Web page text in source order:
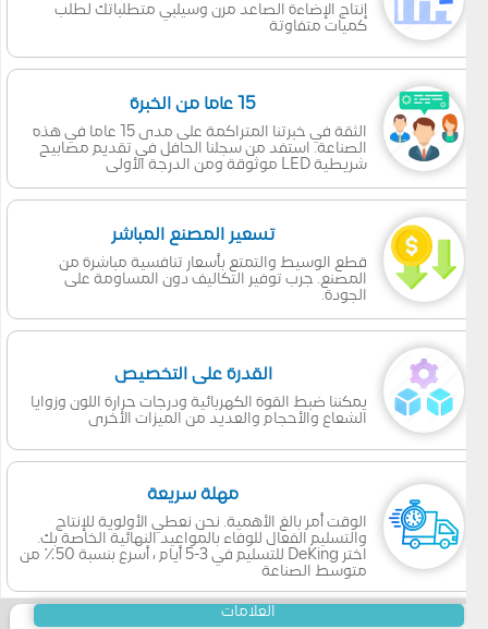
إنتاج الإضاءة الصاعد مرن وسيلبي متطلباتك لطلب
كميات متفاوتة
15 عاما من الخبرة
الثقة في خبرتنا المتراكمة على مدى 15 عاما في هذه
الصناعة. استفد من سجلنا الحافل في تقديم مصابيح
شريطية LED موثوقة ومن الدرجة الأولى
تسعير المصنع المباشر
قطع الوسيط والتمتع بأسعار تنافسية مباشرة من
المصنع. جرب توفير التكاليف دون المساومة على
الجودة.
القدرة على التخصيص
يمكننا ضبط القوة الكهربائية ودرجات حرارة اللون وزوايا
الشعاع والأحجام والعديد من الميزات الأخرى
مهلة سريعة
الوقت أمر بالغ الأهمية. نحن نعطي الأولوية للإنتاج
والتسليم الفعال للوفاء بالمواعيد النهائية الخاصة بك.
اختر DeKing للتسليم في 3-5 أيام ، أسرع بنسبة 50٪ من
متوسط الصناعة
العلامات